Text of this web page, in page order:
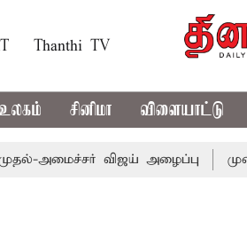
Thanthi TV
உலகம் சினிமா விளையாட்டு
விஜய் அழைப்பு முன்னாள்